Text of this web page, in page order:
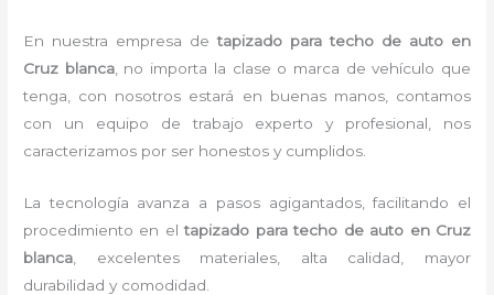
En nuestra empresa detapizado para techo de auto en
Cruz blanca, no importa la clase o marca de vehículo que
tenga, con nosotros estará en buenas manos, contamos
con un equipo de trabajo experto y profesional, nos
caracterizamos por ser honestos y cumplidos.
La tecnología avanza a pasos agigantados, facilitando el
procedimiento en eltapizado para techo de auto en Cruz
blanca , excelentes materiales, alta calidad, mayor
durabilidad y comodidad.